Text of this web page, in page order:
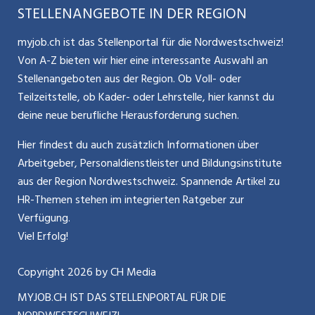
Glossar
Kontakt
Impressum
Bewerber-Cockpit
Mitarbeiter 50+ / Pensionierung
Karriere allgemein
Führung
Bewerbung / Neuorientierung
Aktionen / News
Aargauerzeitung.ch
CH Media
ostjob.ch
zentraljob.ch
jobbasel.ch
jobbern.ch
jobmittelland.ch
jobzüri.ch
schaffu.ch (VS)
ajourjob.ch
STELLENANGEBOTE IN DER REGION
myjob.ch ist das Stellenportal für die Nordwestschweiz!
Von A-Z bieten wir hier eine interessante Auswahl an
Stellenangeboten aus der Region. Ob Voll- oder
Teilzeitstelle, ob Kader- oder Lehrstelle, hier kannst du
deine neue berufliche Herausforderung suchen.
Hier findest du auch zusätzlich Informationen über
Arbeitgeber, Personaldienstleister und Bildungsinstitute
aus der Region Nordwestschweiz. Spannende Artikel zu
HR-Themen stehen im integrierten Ratgeber zur
Verfügung.
Viel Erfolg!
Copyright 2026by CH Media
MYJOB.CH IST DAS STELLENPORTAL FÜR DIE